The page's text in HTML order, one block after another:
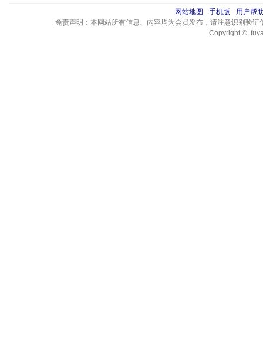
网站地图 - 手机版 - 用户帮
免责声明：本网站所有信息、内容均为会员发布，请注意识别验
Copyright ©